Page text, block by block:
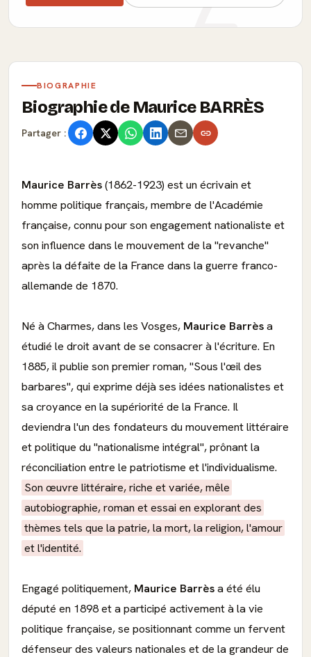
BIOGRAPHIE
Biographie de Maurice BARRÈS
Partager :
Maurice Barrès(1862-1923) est un écrivain et
homme politique français, membre de l'Académie
française, connu pour son engagement nationaliste et
son influence dans le mouvement de la "revanche"
après la défaite de la France dans la guerre franco-
allemande de 1870.
Né à Charmes, dans les Vosges, Maurice Barrèsa
étudié le droit avant de se consacrer à l'écriture. En
1885, il publie son premier roman, "Sous l'œil des
barbares", qui exprime déjà ses idées nationalistes et
sa croyance en la supériorité de la France. Il
deviendra l'un des fondateurs du mouvement littéraire
et politique du "nationalisme intégral", prônant la
réconciliation entre le patriotisme et l'individualisme.
Son œuvre littéraire, riche et variée, mêle
autobiographie, roman et essai en explorant des
thèmes tels que la patrie, la mort, la religion, l'amour
et l'identité.
Engagé politiquement, Maurice Barrèsa été élu
député en 1898 et a participé activement à la vie
politique française, se positionnant comme un fervent
défenseur des valeurs nationales et de la grandeur de